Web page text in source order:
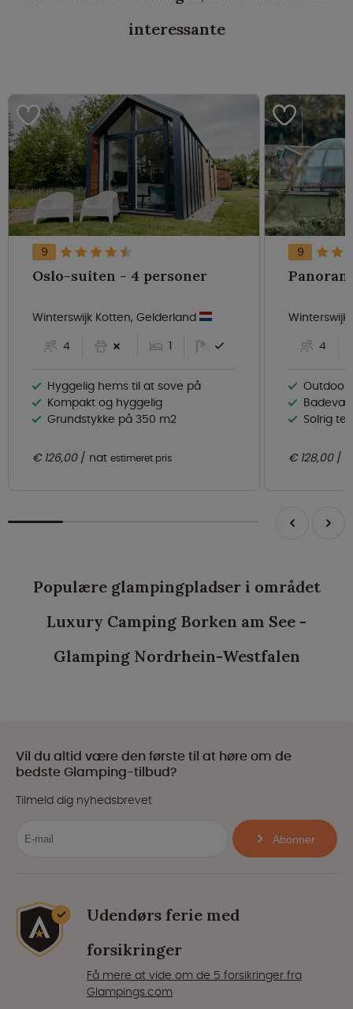
interessante
9
Oslo-suiten - 4 personer
Winterswijk Kotten, Gelderland
4
1
Hyggelig hems til at sove på
Kompakt og hyggelig
Grundstykke på 350 m2
€ 126,00 nat estimeret pris
9
4
Solrig
€ 128,00
Populære glampingpladser i området
Luxury Camping Borken am See -
Glamping Nordrhein-Westfalen
Vil du altid være den første til at høre om de
bedste Glamping-tilbud?
Tilmeld dig nyhedsbrevet
Abonner
Udendørs ferie med
forsikringer
Få mere at vide om de 5 forsikringer fra
Glampings.com